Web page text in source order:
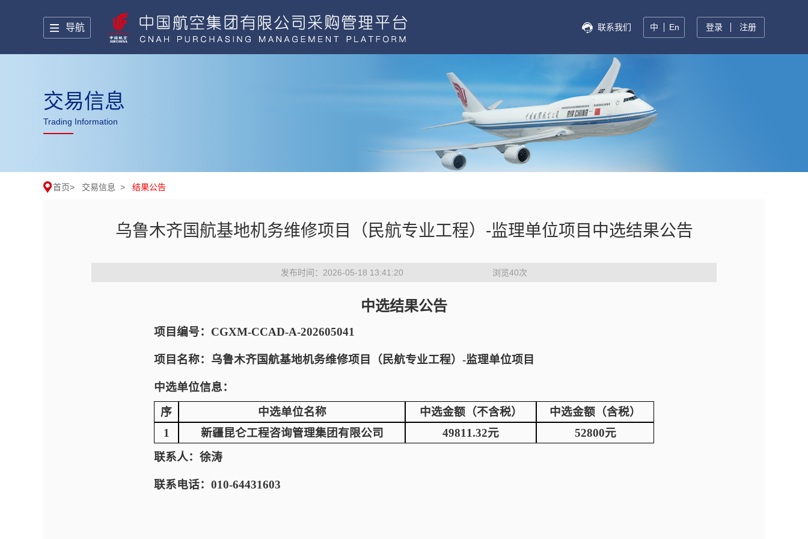
导航 联系我们 中 En 登录 注册
交易信息
Trading Information
首页> 交易信息 > 结果公告
乌鲁木齐国航基地机务维修项目（民航专业工程）-监理单位项目中选结果公告
发布时间：2026-05-18 13:41:20 浏览40次
中选结果公告
项目编号：CGXM-CCAD-A-202605041
项目名称：乌鲁木齐国航基地机务维修项目（民航专业工程）-监理单位项目
中选单位信息：
序
中选单位名称 中选金额（不含税）
中选金额（含税）
1
新疆昆仑工程咨询管理集团有限公司 49811.32元
52800元
联系人：徐涛
联系电话：010-64431603